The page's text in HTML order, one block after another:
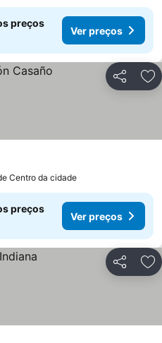
preços
Ver preços
Partilhar
Centro da cidade
preços
Ver preços
Partilhar